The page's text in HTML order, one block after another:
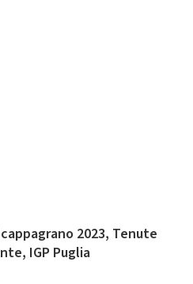
2023, Tenute
IGP Puglia